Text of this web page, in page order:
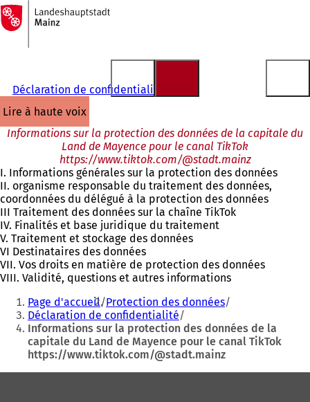
Accéder au contenu
Vers
la
page
d'accueil
Déclaration de confidentialité
lire à haute voix
Informations sur la protection des données de la capitale du
Land de Mayence pour le canal TikTok
https://www.tiktok.com/@stadt.mainz
I. Informations générales sur la protection des données
II. organisme responsable du traitement des données,
coordonnées du délégué à la protection des données
III Traitement des données sur la chaîne TikTok
IV. Finalités et base juridique du traitement
V. Traitement et stockage des données
VI Destinataires des données
VII. Vos droits en matière de protection des données
VIII. Validité, questions et autres informations
Vous
êtes
ici
Page d'accueil Protection des données
Déclaration de confidentialité
Informations sur la protection des données de la
capitale du Land de Mayence pour le canal TikTok
https://www.tiktok.com/@stadt.mainz